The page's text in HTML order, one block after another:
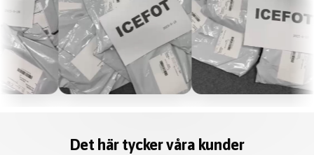
Det här tycker våra kunder